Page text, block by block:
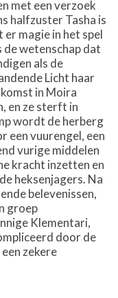
met een verzoek
halfzuster Tasha is
magie in het spel
de wetenschap dat
als de
Licht haar
in Moira
en ze sterft in
wordt de herberg
een vuurengel, een
vurige middelen
kracht inzetten en
heksenjagers. Na
belevenissen,
groep
Klementari,
door de
zekere